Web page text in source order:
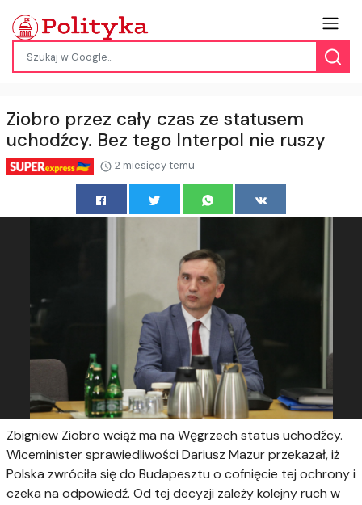
Ziobro przez cały czas ze statusem
uchodźcy. Bez tego Interpol nie ruszy
2 miesięcy temu
Zbigniew Ziobro wciąż ma na Węgrzech status uchodźcy.
Wiceminister sprawiedliwości Dariusz Mazur przekazał, iż
Polska zwróciła się do Budapesztu o cofnięcie tej ochrony i
czeka na odpowiedź. Od tej decyzji zależy kolejny ruch w